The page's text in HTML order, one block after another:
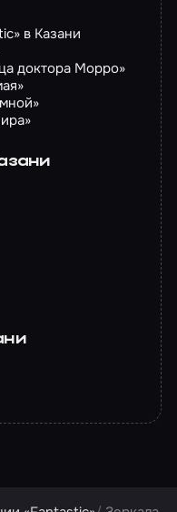
в Казани
доктора Морро»